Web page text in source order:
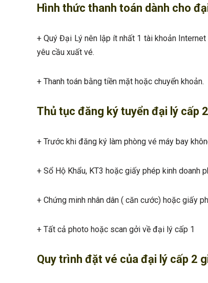
Hình thức thanh toán dành cho
+ Quý Đại Lý nên lập ít nhất 1 tài khoản
yêu cầu xuất vé.
+ Thanh toán bằng tiền mặt hoặc chuyển khoản.
Thủ tục đăng ký tuyển đại lý cấp
+ Trước khi đăng ký làm phòng vé máy bay
+ Sổ Hộ Khẩu, KT3 hoặc giấy phép kinh doanh
+ Chứng minh nhân dân ( căn cước) hoặc giấy
+ Tất cả photo hoặc scan gởi về đại lý cấp 1
Quy trình đặt vé của đại lý cấp 2